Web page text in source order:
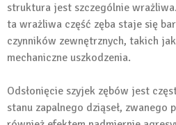
struktura jest szczególnie
ta wrażliwa część zęba staje się
czynników zewnętrznych, takich
mechaniczne uszkodzenia.
Odsłonięcie szyjek zębów jest
stanu zapalnego dziąseł, zwanego